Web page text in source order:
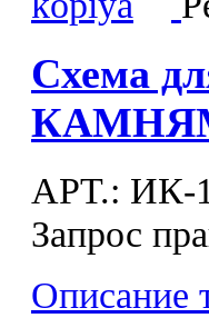
Схема
APT.: ИК-
Запрос
Описание